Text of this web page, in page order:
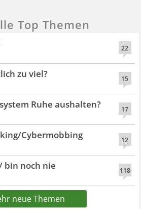
Top Themen
22
15
zu viel?
17
Ruhe aushalten?
12
Cybermobbing
118
bin noch nie
neue Themen